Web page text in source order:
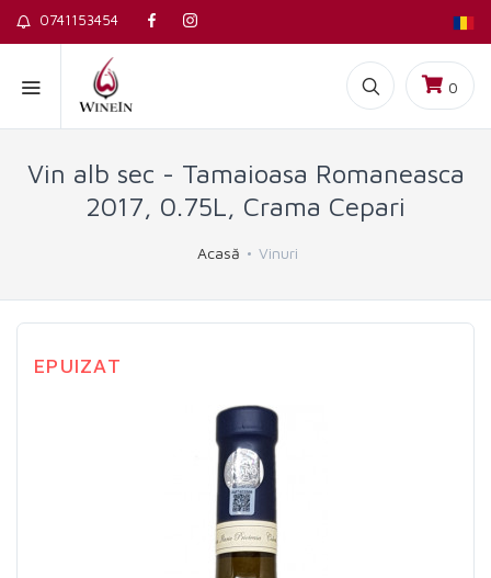
0741153454
0
Vin alb sec - Tamaioasa Romaneasca
2017, 0.75L, Crama Cepari
Acasă Vinuri
EPUIZAT